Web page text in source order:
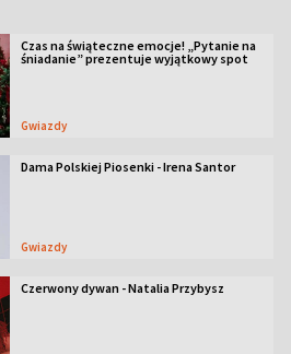
Czas na świąteczne emocje! „Pytanie na
śniadanie” prezentuje wyjątkowy spot
Gwiazdy
Dama Polskiej Piosenki - Irena Santor
Gwiazdy
Czerwony dywan - Natalia Przybysz